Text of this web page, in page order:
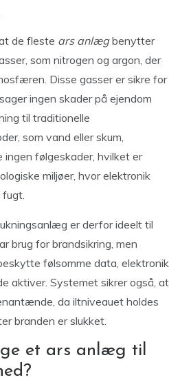
de fleste ars anlægbenytter
som nitrogen og argon, der
Disse gasser er sikre for
ingen skader på ejendom
til traditionelle
som vand eller skum,
ingen følgeskader, hvilket er
miljøer, hvor elektronik
er derfor ideelt til
brug for brandsikring, men
følsomme data, elektronik
aktiver. Systemet sikrer også, at
da iltniveauet holdes
branden er slukket.
et ars anlæg til